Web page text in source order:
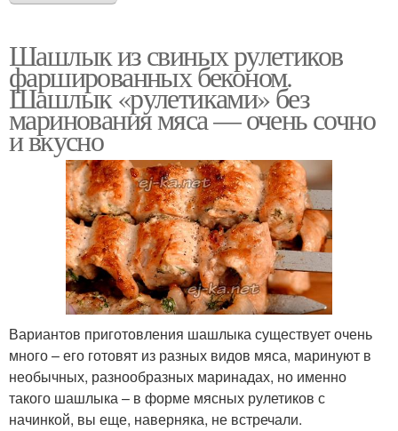
Шашлык из свиных рулетиков
фаршированных беконом.
Шашлык «рулетиками» без
маринования мяса — очень сочно
и вкусно
Вариантов приготовления шашлыка существует очень
много – его готовят из разных видов мяса, маринуют в
необычных, разнообразных маринадах, но именно
такого шашлыка – в форме мясных рулетиков с
начинкой, вы еще, наверняка, не встречали.